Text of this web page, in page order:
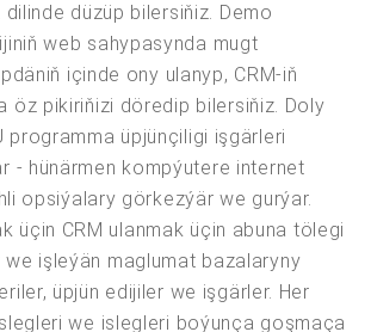
dilinde düzüp bilersiňiz. Demo
web sahypasynda mugt
içinde ony ulanyp, CRM-iň
öz pikiriňizi döredip bilersiňiz. Doly
programma üpjünçiligi işgärleri
- hünärmen kompýutere internet
opsiýalary görkezýär we gurýar.
üçin CRM ulanmak üçin abuna tölegi
we işleýän maglumat bazalaryny
üpjün edijiler we işgärler. Her
we islegleri boýunça goşmaça